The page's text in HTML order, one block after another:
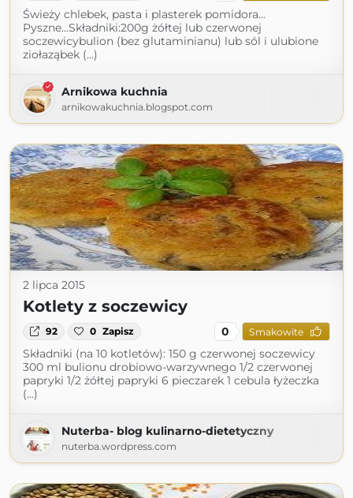
Świeży chlebek, pasta i plasterek pomidora...
Pyszne...Składniki:200g żółtej lub czerwonej
soczewicybulion (bez glutaminianu) lub sól i ulubione
ziołaząbek (...)
Arnikowa kuchnia
arnikowakuchnia.blogspot.com
2 lipca 2015
Kotlety z soczewicy
92 0 Zapisz 0 Smakowite
Składniki (na 10 kotletów): 150 g czerwonej soczewicy
300 ml bulionu drobiowo-warzywnego 1/2 czerwonej
papryki 1/2 żółtej papryki 6 pieczarek 1 cebula łyżeczka
(...)
Nuterba- blog kulinarno-dietetyczny
nuterba.wordpress.com